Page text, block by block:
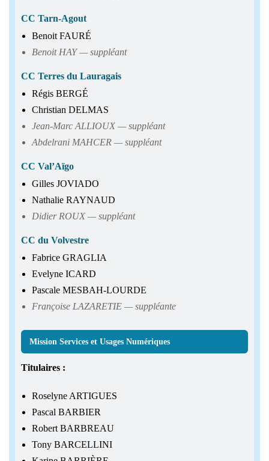
CC Tarn-Agout
Benoit FAURÉ
Benoit HAY — suppléant
CC Terres du Lauragais
Régis BERGÉ
Christian DELMAS
Jean-Marc ALLIOUX — suppléant
Abdelrani MAHCER — suppléant
CC Val’Aïgo
Gilles JOVIADO
Nathalie RAYNAUD
Didier ROUX — suppléant
CC du Volvestre
Fabrice GRAGLIA
Evelyne ICARD
Pascale MESBAH-LOURDE
Françoise LAZARETIE — suppléante
Mission Services et Usages Numériques
Titulaires :
Roselyne ARTIGUES
Pascal BARBIER
Robert BARBREAU
Tony BARCELLINI